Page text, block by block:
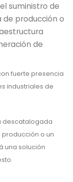
suministro de
producción o
de
fuerte presencia
industriales de
descatalogada
o un
una solución